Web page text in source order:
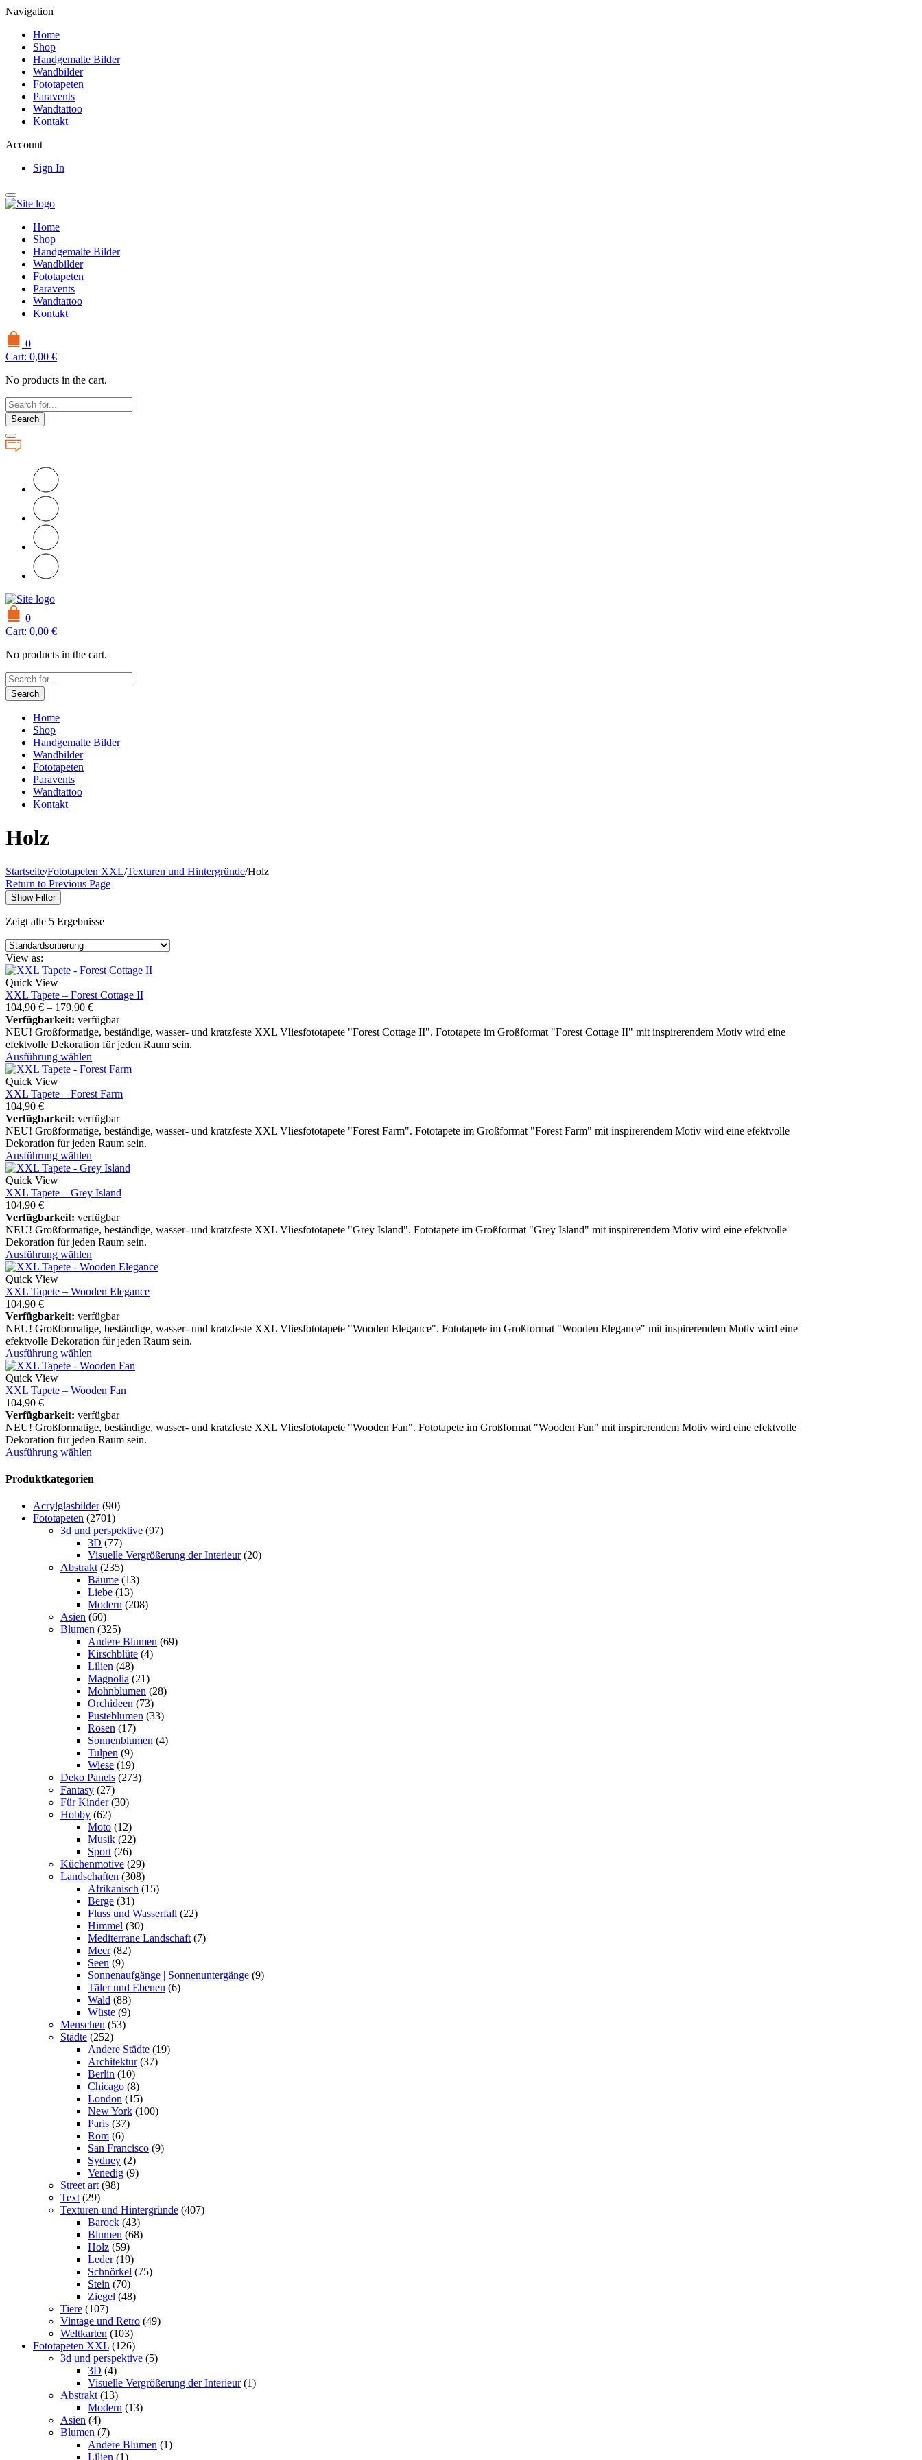
Navigation
Home
Shop
Handgemalte Bilder
Wandbilder
Fototapeten
Paravents
Wandtattoo
Kontakt
Account
Sign In
Home
Shop
Handgemalte Bilder
Wandbilder
Fototapeten
Paravents
Wandtattoo
Kontakt
0
Cart: 0,00 €
No products in the cart.
Search
0
Cart: 0,00 €
No products in the cart.
Search
Home
Shop
Handgemalte Bilder
Wandbilder
Fototapeten
Paravents
Wandtattoo
Kontakt
Holz
Startseite/Fototapeten XXL/Texturen und Hintergründe/Holz
Return to Previous Page
Show Filter
Zeigt alle 5 Ergebnisse
View as:
Quick View
XXL Tapete – Forest Cottage II
104,90 € – 179,90 €
Verfügbarkeit: verfügbar
NEU! Großformatige, beständige, wasser- und kratzfeste XXL Vliesfototapete "Forest Cottage II". Fototapete im Großformat "Forest Cottage II" mit inspirerendem Motiv wird eine
efektvolle Dekoration für jeden Raum sein.
Ausführung wählen
Quick View
XXL Tapete – Forest Farm
104,90 €
Verfügbarkeit: verfügbar
NEU! Großformatige, beständige, wasser- und kratzfeste XXL Vliesfototapete "Forest Farm". Fototapete im Großformat "Forest Farm" mit inspirerendem Motiv wird eine efektvolle
Dekoration für jeden Raum sein.
Ausführung wählen
Quick View
XXL Tapete – Grey Island
104,90 €
Verfügbarkeit: verfügbar
NEU! Großformatige, beständige, wasser- und kratzfeste XXL Vliesfototapete "Grey Island". Fototapete im Großformat "Grey Island" mit inspirerendem Motiv wird eine efektvolle
Dekoration für jeden Raum sein.
Ausführung wählen
Quick View
XXL Tapete – Wooden Elegance
104,90 €
Verfügbarkeit: verfügbar
NEU! Großformatige, beständige, wasser- und kratzfeste XXL Vliesfototapete "Wooden Elegance". Fototapete im Großformat "Wooden Elegance" mit inspirerendem Motiv wird eine
efektvolle Dekoration für jeden Raum sein.
Ausführung wählen
Quick View
XXL Tapete – Wooden Fan
104,90 €
Verfügbarkeit: verfügbar
NEU! Großformatige, beständige, wasser- und kratzfeste XXL Vliesfototapete "Wooden Fan". Fototapete im Großformat "Wooden Fan" mit inspirerendem Motiv wird eine efektvolle
Dekoration für jeden Raum sein.
Ausführung wählen
Produktkategorien
Acrylglasbilder (90)
Fototapeten (2701)
3d und perspektive (97)
3D (77)
Visuelle Vergrößerung der Interieur (20)
Abstrakt (235)
Bäume (13)
Liebe (13)
Modern (208)
Asien (60)
Blumen (325)
Andere Blumen (69)
Kirschblüte (4)
Lilien (48)
Magnolia (21)
Mohnblumen (28)
Orchideen (73)
Pusteblumen (33)
Rosen (17)
Sonnenblumen (4)
Tulpen (9)
Wiese (19)
Deko Panels (273)
Fantasy (27)
Für Kinder (30)
Hobby (62)
Moto (12)
Musik (22)
Sport (26)
Küchenmotive (29)
Landschaften (308)
Afrikanisch (15)
Berge (31)
Fluss und Wasserfall (22)
Himmel (30)
Mediterrane Landschaft (7)
Meer (82)
Seen (9)
Sonnenaufgänge | Sonnenuntergänge (9)
Täler und Ebenen (6)
Wald (88)
Wüste (9)
Menschen (53)
Städte (252)
Andere Städte (19)
Architektur (37)
Berlin (10)
Chicago (8)
London (15)
New York (100)
Paris (37)
Rom (6)
San Francisco (9)
Sydney (2)
Venedig (9)
Street art (98)
Text (29)
Texturen und Hintergründe (407)
Barock (43)
Blumen (68)
Holz (59)
Leder (19)
Schnörkel (75)
Stein (70)
Ziegel (48)
Tiere (107)
Vintage und Retro (49)
Weltkarten (103)
Fototapeten XXL (126)
3d und perspektive (5)
3D (4)
Visuelle Vergrößerung der Interieur (1)
Abstrakt (13)
Modern (13)
Asien (4)
Blumen (7)
Andere Blumen (1)
Lilien (1)